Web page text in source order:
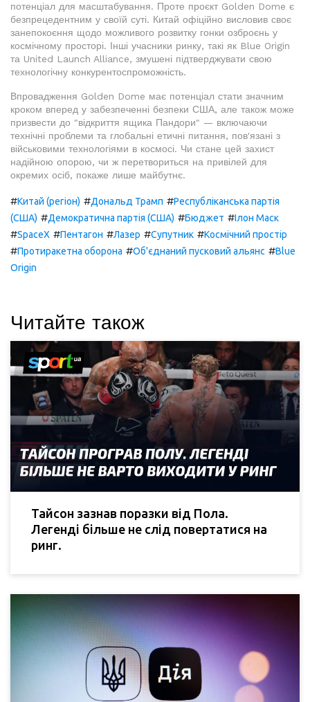
потенціал для масштабування. Проте проєкт Golden Dome є
безпрецедентним у своїй суті. Китай офіційно висловив своє
занепокоєння щодо можливого розвитку гонки озброєнь у
космічному просторі. Інші учасники ринку, такі як Blue Origin
та United Launch Alliance, змушені підтверджувати свою
технологічну конкурентоспроможність.
Впровадження Golden Dome має потенціал стати значним
кроком вперед у забезпеченні безпеки США, але також може
призвести до "відкриття ящика Пандори" — включаючи
технічні проблеми та глобальні етичні питання, пов'язані з
військовими технологіями в космосі. Чи стане цей захист
надійною опорою, чи ж перетвориться на привілей для
окремих осіб, покаже лише майбутнє.
#Китай (регіон) #Дональд Трамп #Республіканська партія
(США) #Демократична партія (США) #Бюджет #Ілон Маск
#SpaceX #Пентагон #Лазер #Супутник #Космічний простір
#Протиракетна оборона #Об'єднаний пусковий альянс #Blue
Origin
Читайте також
Тайсон зазнав поразки від Пола.
Легенді більше не слід повертатися на
ринг.